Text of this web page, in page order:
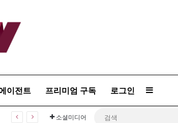
이전트 프리미엄 구독 로그인 Sidebar
소셜미디어